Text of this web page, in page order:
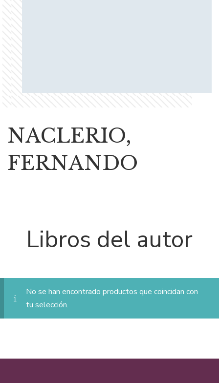
NACLERIO,
FERNANDO
Libros del autor
No se han encontrado productos que coincidan con
tu selección.